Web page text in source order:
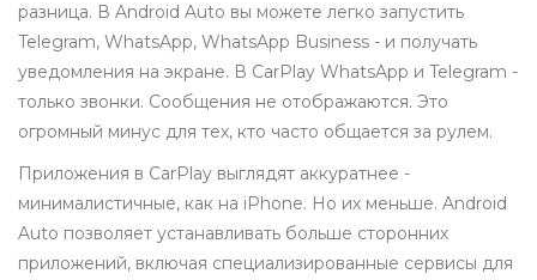
разница. В Android Auto вы можете легко запустить
Telegram, WhatsApp, WhatsApp Business - и получать
уведомления на экране. В CarPlay WhatsApp и Telegram -
только звонки. Сообщения не отображаются. Это
огромный минус для тех, кто часто общается за рулем.
Приложения в CarPlay выглядят аккуратнее -
минималистичные, как на iPhone. Но их меньше. Android
Auto позволяет устанавливать больше сторонних
приложений, включая специализированные сервисы для